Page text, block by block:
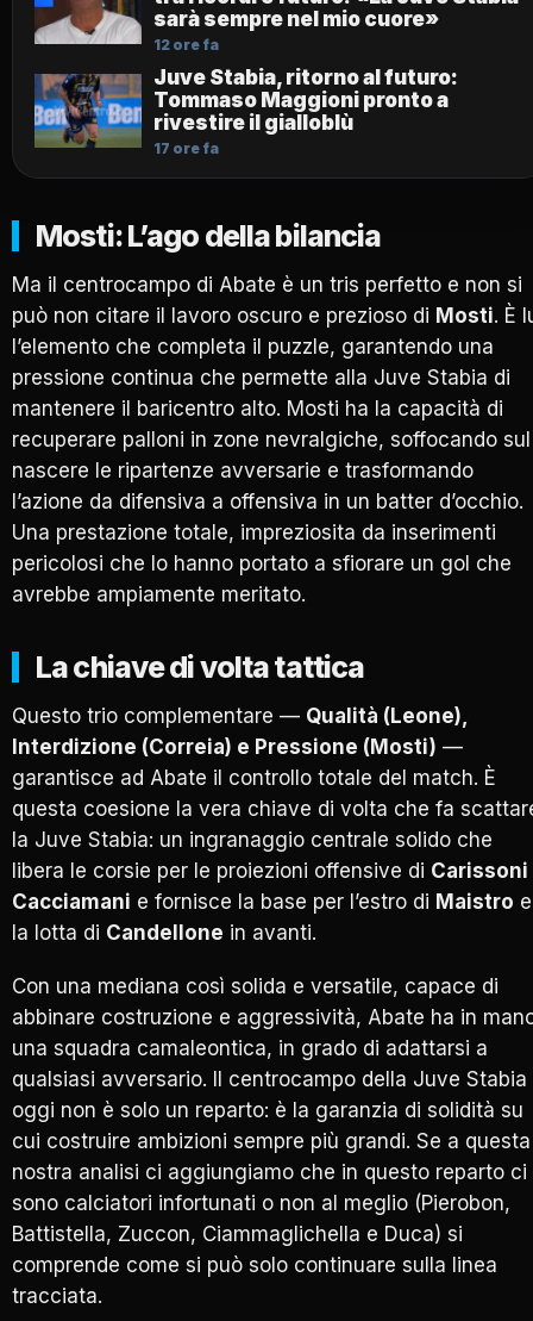
sarà sempre nel mio cuore»
12 ore fa
Juve Stabia, ritorno al futuro:
Tommaso Maggioni pronto a
rivestire il gialloblù
17 ore fa
Mosti: L’ago della bilancia
Ma il centrocampo di Abate è un tris perfetto e non si
può non citare il lavoro oscuro e prezioso di Mosti. È
l’elemento che completa il puzzle, garantendo una
pressione continua che permette alla Juve Stabia di
mantenere il baricentro alto. Mosti ha la capacità di
recuperare palloni in zone nevralgiche, soffocando sul
nascere le ripartenze avversarie e trasformando
l’azione da difensiva a offensiva in un batter d’occhio.
Una prestazione totale, impreziosita da inserimenti
pericolosi che lo hanno portato a sfiorare un gol che
avrebbe ampiamente meritato.
La chiave di volta tattica
Questo trio complementare — Qualità (Leone),
Interdizione (Correia) e Pressione (Mosti) —
garantisce ad Abate il controllo totale del match. È
questa coesione la vera chiave di volta che fa
la Juve Stabia: un ingranaggio centrale solido che
libera le corsie per le proiezioni offensive di Carissoni
Cacciamani e fornisce la base per l’estro di Maistro e
la lotta di Candellone in avanti.
Con una mediana così solida e versatile, capace di
abbinare costruzione e aggressività, Abate ha in
una squadra camaleontica, in grado di adattarsi a
qualsiasi avversario. Il centrocampo della Juve Stabia
oggi non è solo un reparto: è la garanzia di solidità su
cui costruire ambizioni sempre più grandi. Se a questa
nostra analisi ci aggiungiamo che in questo reparto ci
sono calciatori infortunati o non al meglio (Pierobon,
Battistella, Zuccon, Ciammaglichella e Duca) si
comprende come si può solo continuare sulla linea
tracciata.